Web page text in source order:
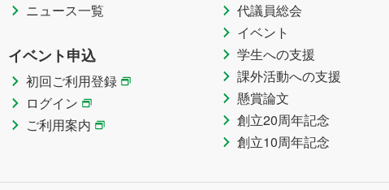
ニュース一覧
イベント申込
初回ご利用登録
ログイン
ご利用案内
代議員総会
イベント
学生への支援
課外活動への支援
懸賞論文
創立20周年記念
創立10周年記念